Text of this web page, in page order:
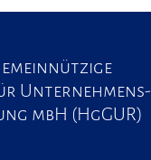
Unternehmens-
mbH (HgGUR)